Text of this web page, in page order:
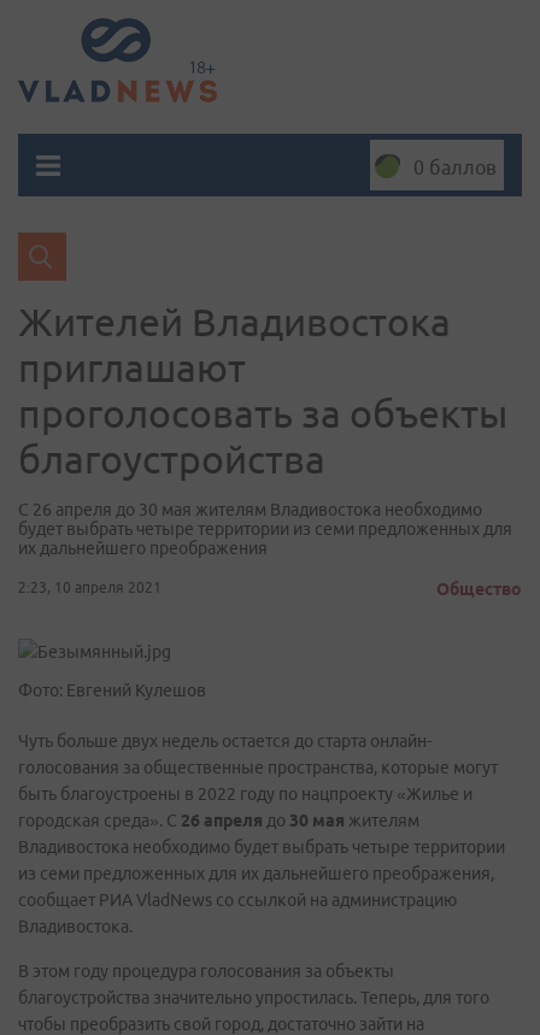
0 баллов
Жителей Владивостока
приглашают
проголосовать за объекты
благоустройства
С 26 апреля до 30 мая жителям Владивостока необходимо
будет выбрать четыре территории из семи предложенных для
их дальнейшего преображения
2:23, 10 апреля 2021 Общество
Фото: Евгений Кулешов
Чуть больше двух недель остается до старта онлайн-
голосования за общественные пространства, которые могут
быть благоустроены в 2022 году по нацпроекту «Жилье и
городская среда». С 26 апреля до 30 мая жителям
Владивостока необходимо будет выбрать четыре территории
из семи предложенных для их дальнейшего преображения,
сообщает РИА VladNews со ссылкой на администрацию
Владивостока.
В этом году процедура голосования за объекты
благоустройства значительно упростилась. Теперь, для того
чтобы преобразить свой город, достаточно зайти на